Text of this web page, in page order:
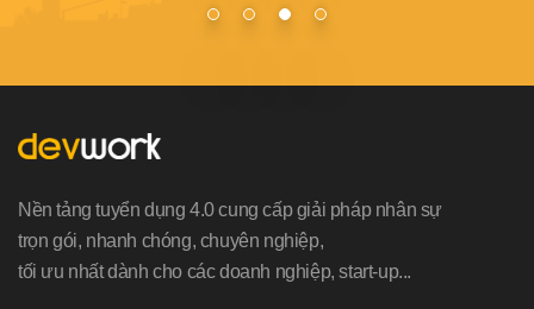
Nền tảng tuyển dụng 4.0 cung cấp giải pháp nhân sự
trọn gói, nhanh chóng, chuyên nghiệp,
tối ưu nhất dành cho các doanh nghiệp, start-up...